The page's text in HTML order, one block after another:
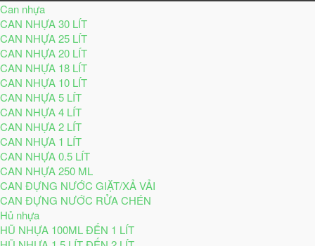
Can nhựa
CAN NHỰA 30 LÍT
CAN NHỰA 25 LÍT
CAN NHỰA 20 LÍT
CAN NHỰA 18 LÍT
CAN NHỰA 10 LÍT
CAN NHỰA 5 LÍT
CAN NHỰA 4 LÍT
CAN NHỰA 2 LÍT
CAN NHỰA 1 LÍT
CAN NHỰA 0.5 LÍT
CAN NHỰA 250 ML
CAN ĐỰNG NƯỚC GIẶT/XẢ VẢI
CAN ĐỰNG NƯỚC RỬA CHÉN
Hủ nhựa
HŨ NHỰA 100ML ĐẾN 1 LÍT